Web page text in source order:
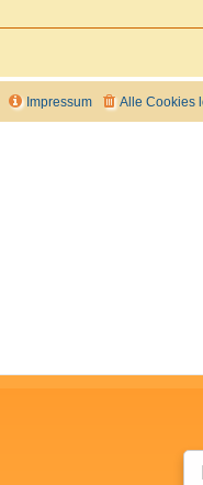
Alle Cookies
Impressum